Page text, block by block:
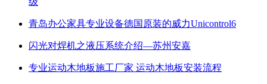
青岛办公家具专业设备德国原装的威力Unicontrol6
闪光对焊机之液压系统介绍—苏州安嘉
专业运动木地板施工厂家 运动木地板安装流程